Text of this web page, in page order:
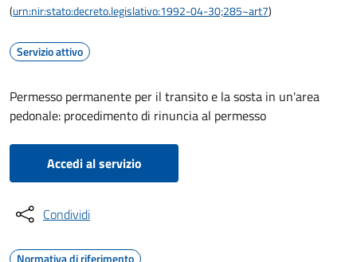
(urn:nir:stato:decreto.legislativo:1992-04-30;285~art7)
Servizio attivo
Permesso permanente per il transito e la sosta in un'area
pedonale: procedimento di rinuncia al permesso
Accedi al servizio
Condividi
Normativa di riferimento